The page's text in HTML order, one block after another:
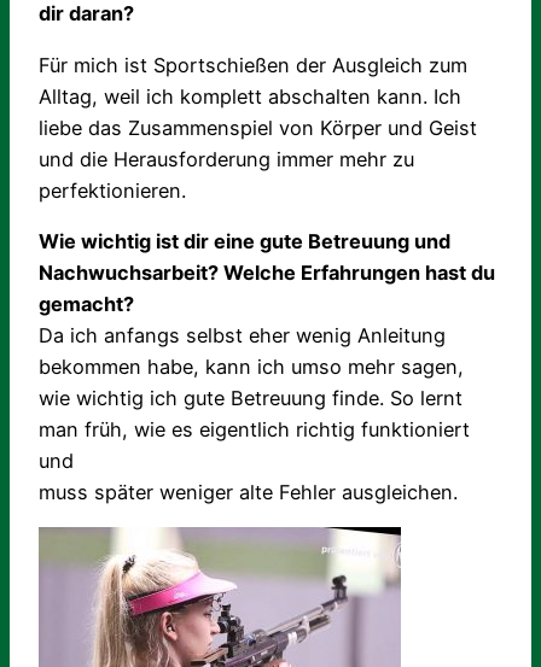
dir daran?
Für mich ist Sportschießen der Ausgleich zum
Alltag, weil ich komplett abschalten kann. Ich
liebe das Zusammenspiel von Körper und Geist
und die Herausforderung immer mehr zu
perfektionieren.
Wie wichtig ist dir eine gute Betreuung und
Nachwuchsarbeit? Welche Erfahrungen hast du
gemacht?
Da ich anfangs selbst eher wenig Anleitung
bekommen habe, kann ich umso mehr sagen,
wie wichtig ich gute Betreuung finde. So lernt
man früh, wie es eigentlich richtig funktioniert
und
muss später weniger alte Fehler ausgleichen.